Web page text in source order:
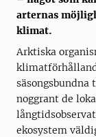
arternas
klimat.
Arktiska
noggrant de
ekosystem